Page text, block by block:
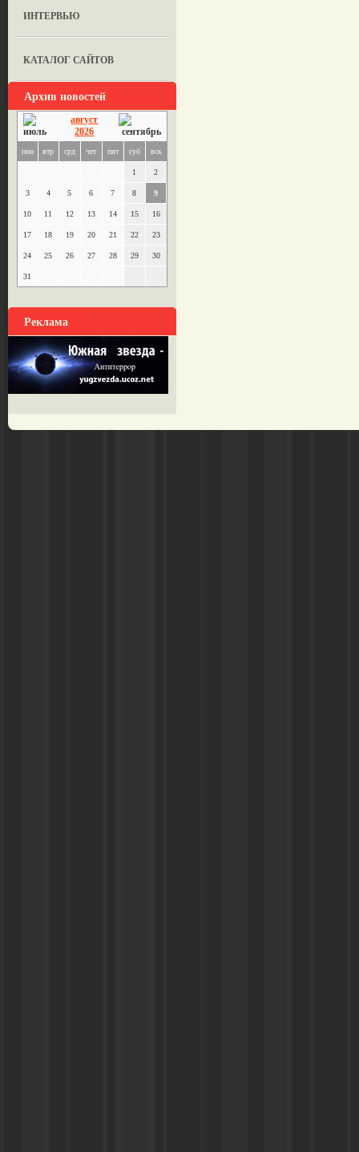
ИНТЕРВЬЮ
КАТАЛОГ САЙТОВ
Архив новостей
август
2026
пон втр срд чет пят суб вск
1 2
3 4 5 6 7 8 9
10 11 12 13 14 15 16
17 18 19 20 21 22 23
24 25 26 27 28 29 30
31
Реклама